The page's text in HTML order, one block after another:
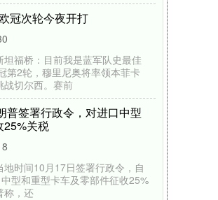
冠次轮今夜开打
福桥：目前我是蓝军队史最佳
2轮，穆里尼奥将率领本菲卡
切尔西。赛前
普签署行政令，对进口中型
25%关税
时间10月17日签署行政令，自
型和重型卡车及零部件征收25%
，还